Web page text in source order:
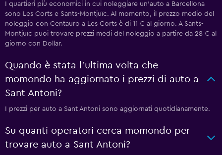
I quartieri più economici in cui noleggiare un'auto a Barcellona
sono Les Corts e Sants-Montjuïc. Al momento, il prezzo medio del
noleggio con Centauro a Les Corts è di 11 € al giorno. A Sants-
Montjuïc puoi trovare prezzi medi del noleggio a partire da 28 € al
giorno con Dollar.
Quando è stata l'ultima volta che
momondo ha aggiornato i prezzi di auto a
Sant Antoni?
I prezzi per auto a Sant Antoni sono aggiornati quotidianamente.
Su quanti operatori cerca momondo per
trovare auto a Sant Antoni?